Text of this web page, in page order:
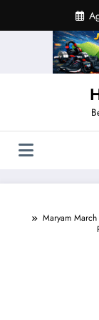
content
Maryam